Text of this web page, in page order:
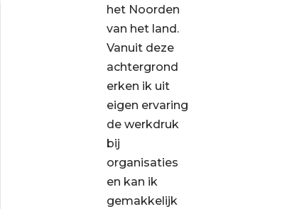
het Noorden
van het land.
Vanuit deze
achtergrond
erken ik uit
eigen ervaring
de werkdruk
bij
organisaties
en kan ik
gemakkelijk